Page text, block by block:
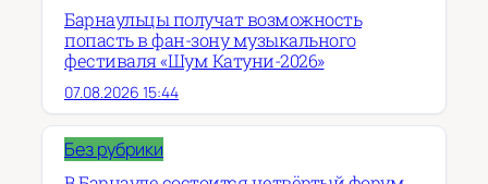
Барнаульцы получат возможность
попасть в фан-зону музыкального
фестиваля «Шум Катуни-2026»
07.08.2026 15:44
Без рубрики